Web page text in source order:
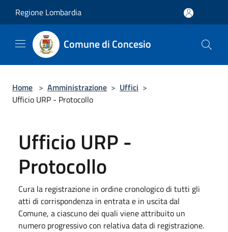
Regione Lombardia
Comune di Concesio
Home > Amministrazione > Uffici >
Ufficio URP - Protocollo
Ufficio URP -
Protocollo
Cura la registrazione in ordine cronologico di tutti gli
atti di corrispondenza in entrata e in uscita dal
Comune, a ciascuno dei quali viene attribuito un
numero progressivo con relativa data di registrazione.